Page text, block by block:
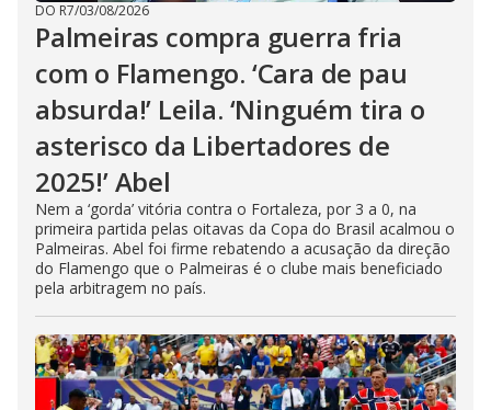
DO R7/03/08/2026
Palmeiras compra guerra fria
com o Flamengo. ‘Cara de pau
absurda!’ Leila. ‘Ninguém tira o
asterisco da Libertadores de
2025!’ Abel
Nem a ‘gorda’ vitória contra o Fortaleza, por 3 a 0, na
primeira partida pelas oitavas da Copa do Brasil acalmou o
Palmeiras. Abel foi firme rebatendo a acusação da direção
do Flamengo que o Palmeiras é o clube mais beneficiado
pela arbitragem no país.